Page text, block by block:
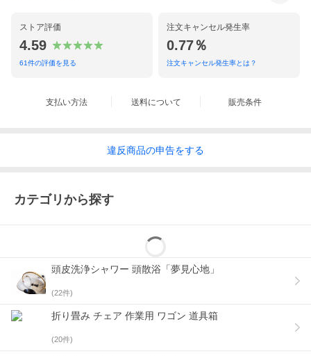
ストア評価
4.59
61件の評価を見る
注文キャンセル発生率
0.77％
注文キャンセル発生率とは？
支払い方法 送料について 販売条件
違反商品の申告をする
カテゴリから探す
頭皮洗浄シャワー 頭散浴「夢見心地」
(22件)
折り畳み チェア 作業用 ワゴン 道具箱
(20件)